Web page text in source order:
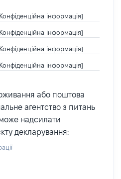
інформація]
інформація]
інформація]
інформація]
або поштова
агентство з питань
може надсилати
декларування: